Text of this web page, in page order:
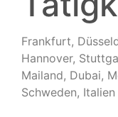
Frankfurt,
Hannover,
Mailand, Dubai,
Schweden, Italien